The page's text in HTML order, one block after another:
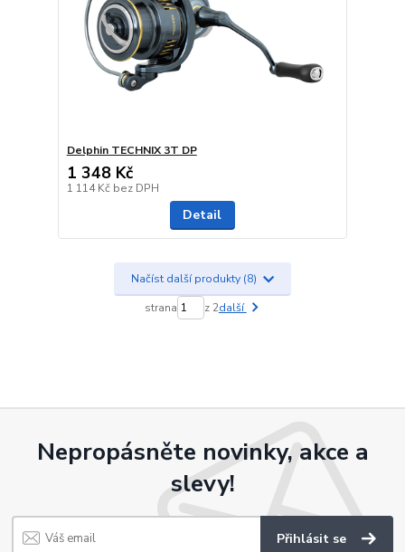
Delphin TECHNIX 3T DP
1 348 Kč
1 114 Kč bez DPH
Detail
Načíst další produkty (8)
strana z 2další
Nepropásněte novinky, akce a
slevy!
Přihlásit se